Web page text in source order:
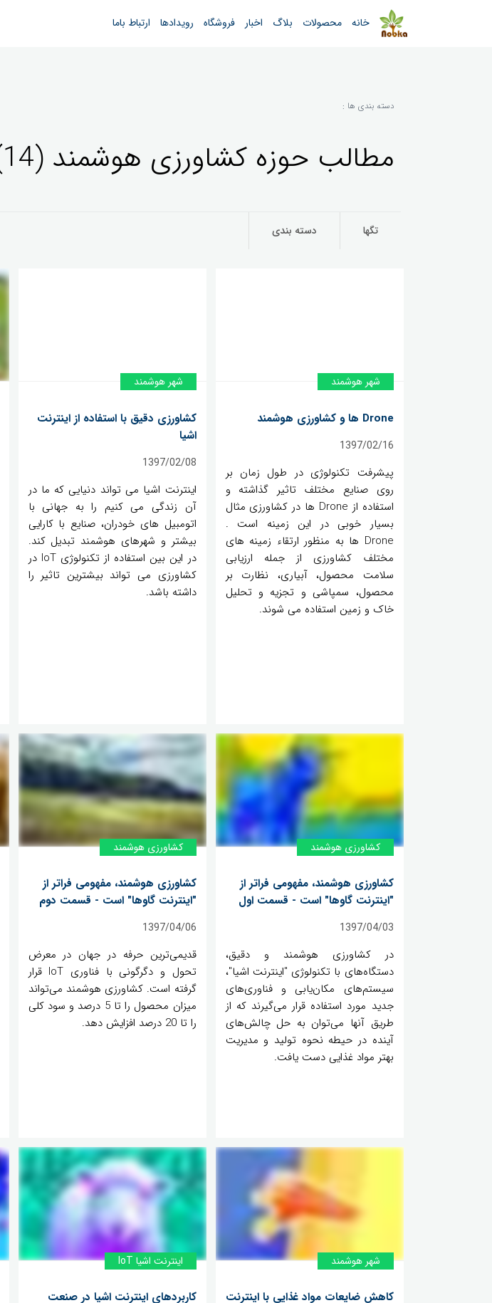
دسته بندی ها :
مطالب حوزه کشاورزی هوشمند (14)
تگها دسته بندی
شهر هوشمند
Drone ها و کشاورزی هوشمند
1397/02/16
پیشرفت تکنولوژی در طول زمان بر
روی صنایع مختلف تاثیر گذاشته و
استفاده از Drone ها در کشاورزی مثال
بسیار خوبی در این زمینه است .
Drone ها به منظور ارتقاء زمینه های
مختلف کشاورزی از جمله ارزیابی
سلامت محصول، آبیاری، نظارت بر
محصول، سمپاشی و تجزیه و تحلیل
خاک و زمین استفاده می شوند.
شهر هوشمند
کشاورزی دقیق با استفاده از اینترنت
اشیا
1397/02/08
اینترنت اشیا می تواند دنیایی که ما در
آن زندگی می کنیم را به جهانی با
اتومبیل های خودران، صنایع با کارایی
بیشتر و شهرهای هوشمند تبدیل کند.
در این بین استفاده از تکنولوژی IoT در
کشاورزی می تواند بیشترین تاثیر را
داشته باشد.
کشاورزی هوشمند
کشاورزی هوشمند، مفهومی فراتر از
"اینترنت گاوها" است - قسمت اول
1397/04/03
در کشاورزی هوشمند و دقیق،
دستگاه‌های با تکنولوژی "اینترنت اشیا"،
سیستم‌های مکان‌یابی و فناوری‌های
جدید مورد استفاده قرار می‌گیرند که از
طریق آنها می‌توان به حل چالش‌های
آینده در حیطه نحوه تولید و مدیریت
بهتر مواد غذایی دست یافت.
کشاورزی هوشمند
کشاورزی هوشمند، مفهومی فراتر از
"اینترنت گاوها" است - قسمت دوم
1397/04/06
قدیمی‌ترین حرفه در جهان در معرض
تحول و دگرگونی با فناوری IoT قرار
گرفته است. کشاورزی هوشمند می‌تواند
میزان محصول را تا 5 درصد و سود کلی
را تا 20 درصد افزایش دهد.
شهر هوشمند
کاهش ضایعات مواد غذایی با اینترنت
اینترنت اشیا IoT
کاربردهای اینترنت اشیا در صنعت
خانه محصولات بلاگ اخبار فروشگاه رویدادها ارتباط باما